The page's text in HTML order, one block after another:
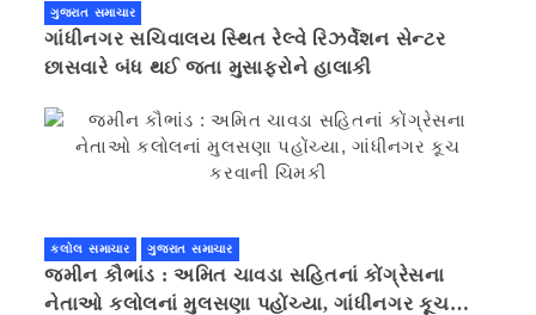
ગુજરાત સમાચાર
ગાંધીનગર સચિવાલય સ્થિત રેલ્વે રિઝર્વેશન સેન્ટર
છાસવારે બંધ થઈ જતા મુસાફરોને હાલાકી
કલોલ સમાચાર ગુજરાત સમાચાર
જમીન કૌભાંડ : અમિત ચાવડા સહિતનાં કોંગ્રેસના
નેતાઓ કલોલનાં મુલસણા પહોંચ્યા, ગાંધીનગર કૂચ